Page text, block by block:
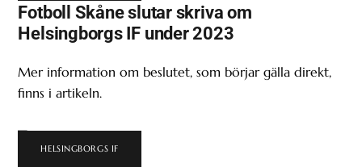
Fotboll Skåne slutar skriva om
Helsingborgs IF under 2023
Mer information om beslutet, som börjar gälla direkt,
finns i artikeln.
HELSINGBORGS IF